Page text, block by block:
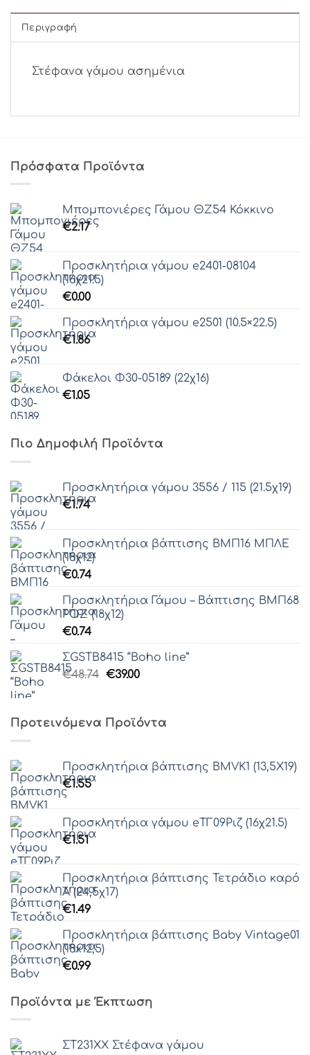
Περιγραφή
Στέφανα γάμου ασημένια
Πρόσφατα Προϊόντα
Μπομπονιέρες Γάμου ΘZ54 Κόκκινο
€2.17
Προσκλητήρια γάμου e2401-08104
(16χ21.5)
€0.00
Προσκλητήρια γάμου e2501 (10.5×22.5)
€1.86
Φάκελοι Φ30-05189 (22χ16)
€1.05
Πιο Δημοφιλή Προϊόντα
Προσκλητήρια γάμου 3556 / 115 (21.5χ19)
€1.74
Προσκλητήρια βάπτισης ΒΜΠ16 ΜΠΛΕ
(18χ12)
€0.74
Προσκλητήρια Γάμου – Βάπτισης ΒΜΠ68
ΡΟΖ (18χ12)
€0.74
ΣGSTB8415 “Boho line”
€48.74 Original
€48.74.
€39.00Η
είναι:
Προτεινόμενα Προϊόντα
Προσκλητήρια βάπτισης ΒΜVΚ1 (13,5Χ19)
€1.55
Προσκλητήρια γάμου eΤΓ09Ριζ (16χ21.5)
€1.51
Προσκλητήρια βάπτισης Τετράδιο καρό
Α (24,5χ17)
€1.49
Προσκλητήρια βάπτισης Baby Vintage01
(18x12,5)
€0.99
Προϊόντα με Έκπτωση
ΣΤ231ΧΧ Στέφανα γάμου